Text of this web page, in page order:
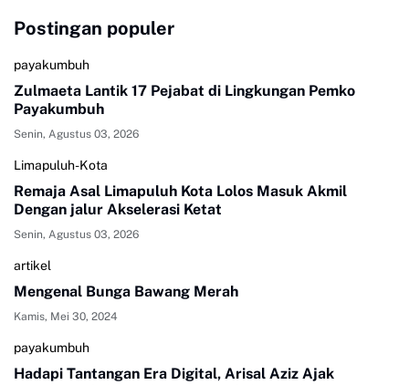
Postingan populer
payakumbuh
Zulmaeta Lantik 17 Pejabat di Lingkungan Pemko
Payakumbuh
Senin, Agustus 03, 2026
Limapuluh-Kota
Remaja Asal Limapuluh Kota Lolos Masuk Akmil
Dengan jalur Akselerasi Ketat
Senin, Agustus 03, 2026
artikel
Mengenal Bunga Bawang Merah
Kamis, Mei 30, 2024
payakumbuh
Hadapi Tantangan Era Digital, Arisal Aziz Ajak